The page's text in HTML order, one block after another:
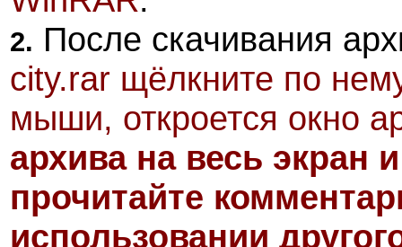
2. После скачивания
city.rar щёлкните по
мыши, откроется окно
архива на весь экран
прочитайте
использовании